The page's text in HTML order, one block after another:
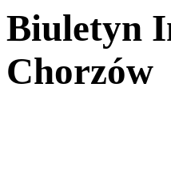
Biuletyn
Chorzów